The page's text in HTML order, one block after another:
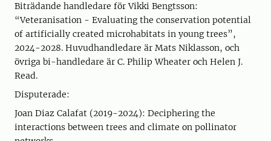
Biträdande handledare för Vikki Bengtsson:
“Veteranisation - Evaluating the conservation potential
of artificially created microhabitats in young trees”,
2024-2028. Huvudhandledare är Mats Niklasson, och
övriga bi-handledare är C. Philip Wheater och Helen J.
Read.
Disputerade:
Joan Diaz Calafat (2019-2024): Deciphering the
interactions between trees and climate on pollinator